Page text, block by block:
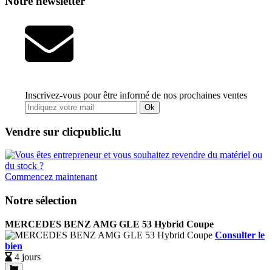
Inscrivez-vous pour être informé de nos prochaines ventes
Ok
Vendre sur clicpublic.lu
Commencez maintenant
Notre sélection
MERCEDES BENZ AMG GLE 53 Hybrid Coupe
Consulter le
bien
4 jours